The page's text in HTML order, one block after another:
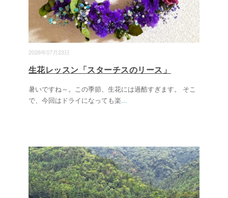
2026年07月23日
生花レッスン「スターチスのリース」
暑いですね～。この季節、生花には過酷すぎます。 そこ
で、今回はドライになっても楽...